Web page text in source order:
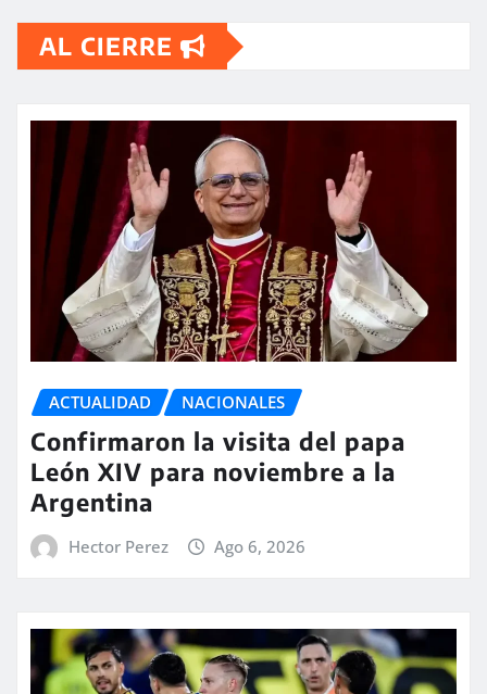
AL CIERRE
ACTUALIDAD NACIONALES
Confirmaron la visita del papa
León XIV para noviembre a la
Argentina
Hector Perez Ago 6, 2026